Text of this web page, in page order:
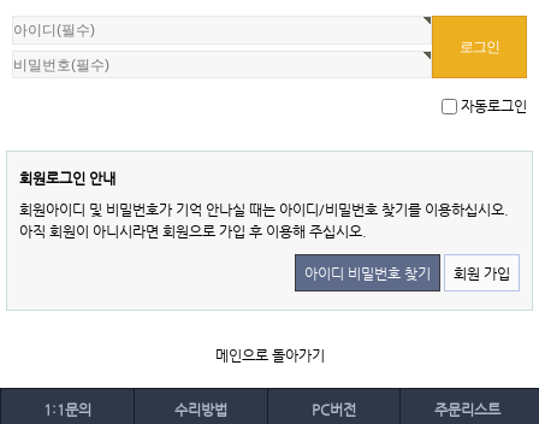
자동로그인
회원로그인 안내
회원아이디 및 비밀번호가 기억 안나실 때는 아이디/비밀번호 찾기를 이용하십시오.
아직 회원이 아니시라면 회원으로 가입 후 이용해 주십시오.
아이디 비밀번호 찾기 회원 가입
메인으로 돌아가기
1:1문의 수리방법 PC버전 주문리스트